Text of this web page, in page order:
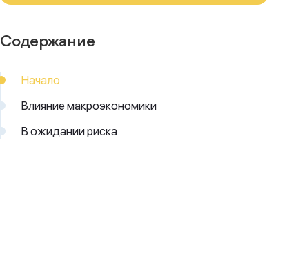
Содержание
Начало
Влияние макроэкономики
В ожидании риска